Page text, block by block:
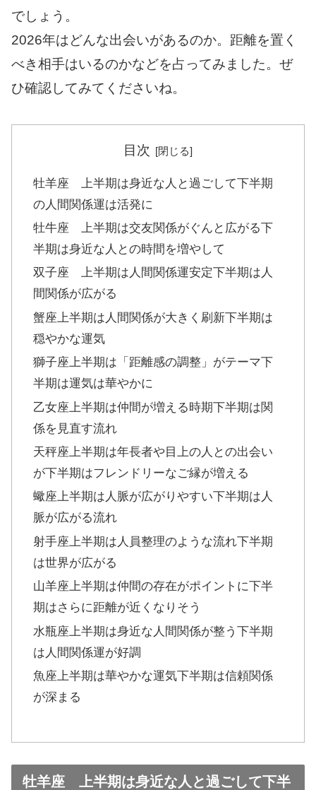
でしょう。
2026年はどんな出会いがあるのか。距離を置く
べき相手はいるのかなどを占ってみました。ぜ
ひ確認してみてくださいね。
目次
牡羊座 上半期は身近な人と過ごして下半期
の人間関係運は活発に
牡牛座 上半期は交友関係がぐんと広がる下
半期は身近な人との時間を増やして
双子座 上半期は人間関係運安定下半期は人
間関係が広がる
蟹座上半期は人間関係が大きく刷新下半期は
穏やかな運気
獅子座上半期は「距離感の調整」がテーマ下
半期は運気は華やかに
乙女座上半期は仲間が増える時期下半期は関
係を見直す流れ
天秤座上半期は年長者や目上の人との出会い
が下半期はフレンドリーなご縁が増える
蠍座上半期は人脈が広がりやすい下半期は人
脈が広がる流れ
射手座上半期は人員整理のような流れ下半期
は世界が広がる
山羊座上半期は仲間の存在がポイントに下半
期はさらに距離が近くなりそう
水瓶座上半期は身近な人間関係が整う下半期
は人間関係運が好調
魚座上半期は華やかな運気下半期は信頼関係
が深まる
牡羊座 上半期は身近な人と過ごして下半